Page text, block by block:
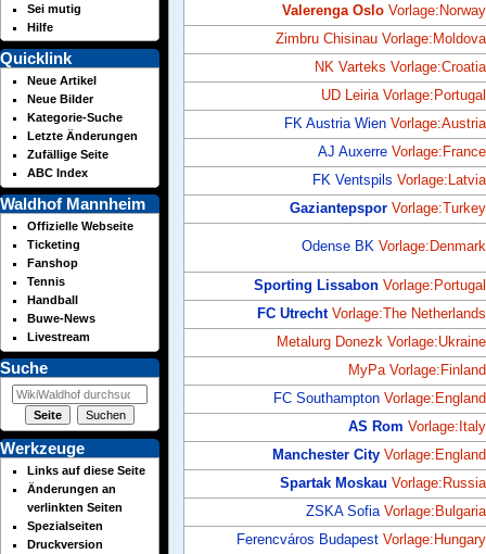
Valerenga Oslo Vorlage:Norway
Zimbru Chisinau Vorlage:Moldova
NK Varteks Vorlage:Croatia
UD Leiria Vorlage:Portugal
FK Austria Wien Vorlage:Austria
AJ Auxerre Vorlage:France
FK Ventspils Vorlage:Latvia
Gaziantepspor Vorlage:Turkey
Odense BK Vorlage:Denmark
Sporting Lissabon Vorlage:Portugal
FC Utrecht Vorlage:The Netherlands
Metalurg Donezk Vorlage:Ukraine
MyPa Vorlage:Finland
FC Southampton Vorlage:England
AS Rom Vorlage:Italy
Manchester City Vorlage:England
Spartak Moskau Vorlage:Russia
ZSKA Sofia Vorlage:Bulgaria
Ferencváros Budapest Vorlage:Hungary
Sei mutig
Hilfe
Quicklink
Neue Artikel
Neue Bilder
Kategorie-Suche
Letzte Änderungen
Zufällige Seite
ABC Index
Waldhof Mannheim
Offizielle Webseite
Ticketing
Fanshop
Tennis
Handball
Buwe-News
Livestream
Suche
Werkzeuge
Links auf diese Seite
Änderungen an
verlinkten Seiten
Spezialseiten
Druckversion